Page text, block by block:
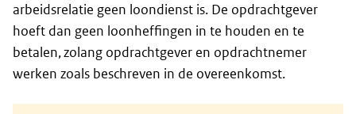
arbeidsrelatie geen loondienst is. De opdrachtgever
hoeft dan geen loonheffingen in te houden en te
betalen, zolang opdrachtgever en opdrachtnemer
werken zoals beschreven in de overeenkomst.